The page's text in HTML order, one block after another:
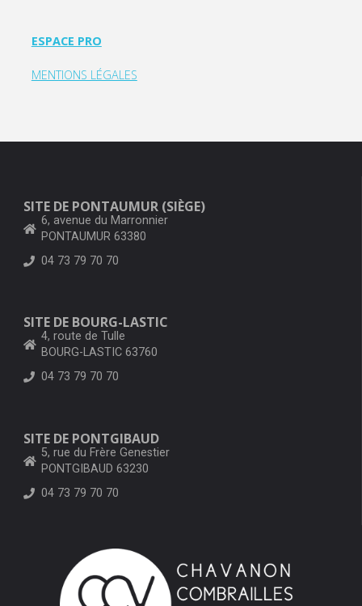
ESPACE PRO
MENTIONS LÉGALES
SITE DE PONTAUMUR (SIÈGE)
6, avenue du Marronnier
PONTAUMUR 63380
04 73 79 70 70
SITE DE BOURG-LASTIC
4, route de Tulle
BOURG-LASTIC 63760
04 73 79 70 70
SITE DE PONTGIBAUD
5, rue du Frère Genestier
PONTGIBAUD 63230
04 73 79 70 70